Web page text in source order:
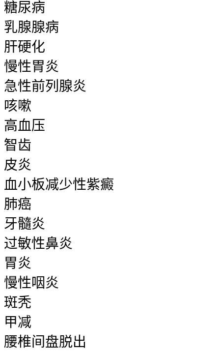
糖尿病
乳腺腺病
肝硬化
慢性胃炎
急性前列腺炎
咳嗽
高血压
智齿
皮炎
血小板减少性紫癜
肺癌
牙髓炎
过敏性鼻炎
胃炎
慢性咽炎
斑秃
甲减
腰椎间盘脱出